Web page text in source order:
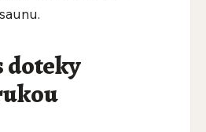
doteky